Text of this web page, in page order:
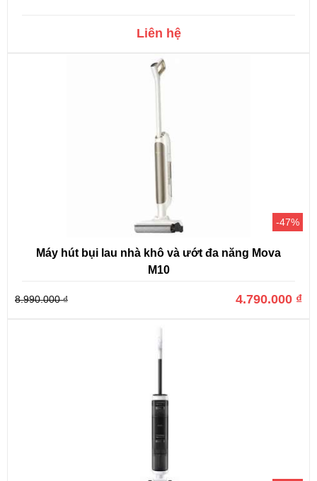
Liên hệ
-47%
Máy hút bụi lau nhà khô và ướt đa năng Mova
M10
8.990.000 ₫ 4.790.000 ₫